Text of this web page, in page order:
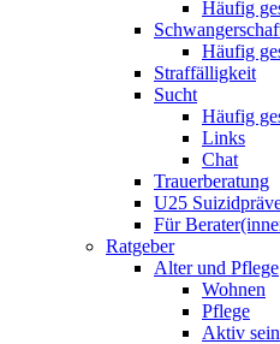
Häufig
Häufig
Straffälligkeit
Sucht
Häufig
Links
Chat
Trauerberatung
U25
Für
Ratgeber
Alter und Pflege
Wohnen
Pflege
Aktiv sein